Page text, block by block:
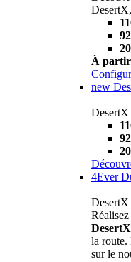
À partir
new
DesertX
4Ever
DesertX
DesertX
la route.
sur le